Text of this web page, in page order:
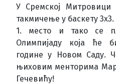
У Сремској
такмичење у баскету
1. место и тако се
Олимпијаду која ће
године у Новом Саду.
њиховим менторима
Гечевићу!